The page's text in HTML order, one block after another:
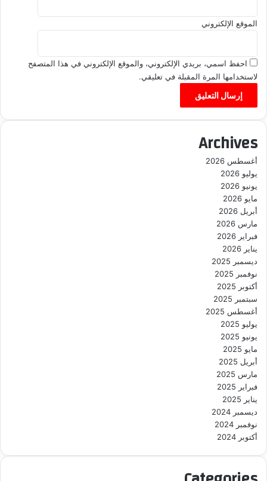
الموقع الإلكتروني
احفظ اسمي، بريدي الإلكتروني، والموقع الإلكتروني في هذا المتصفح
لاستخدامها المرة المقبلة في تعليقي.
Archives
أغسطس 2026
يوليو 2026
يونيو 2026
مايو 2026
أبريل 2026
مارس 2026
فبراير 2026
يناير 2026
ديسمبر 2025
نوفمبر 2025
أكتوبر 2025
سبتمبر 2025
أغسطس 2025
يوليو 2025
يونيو 2025
مايو 2025
أبريل 2025
مارس 2025
فبراير 2025
يناير 2025
ديسمبر 2024
نوفمبر 2024
أكتوبر 2024